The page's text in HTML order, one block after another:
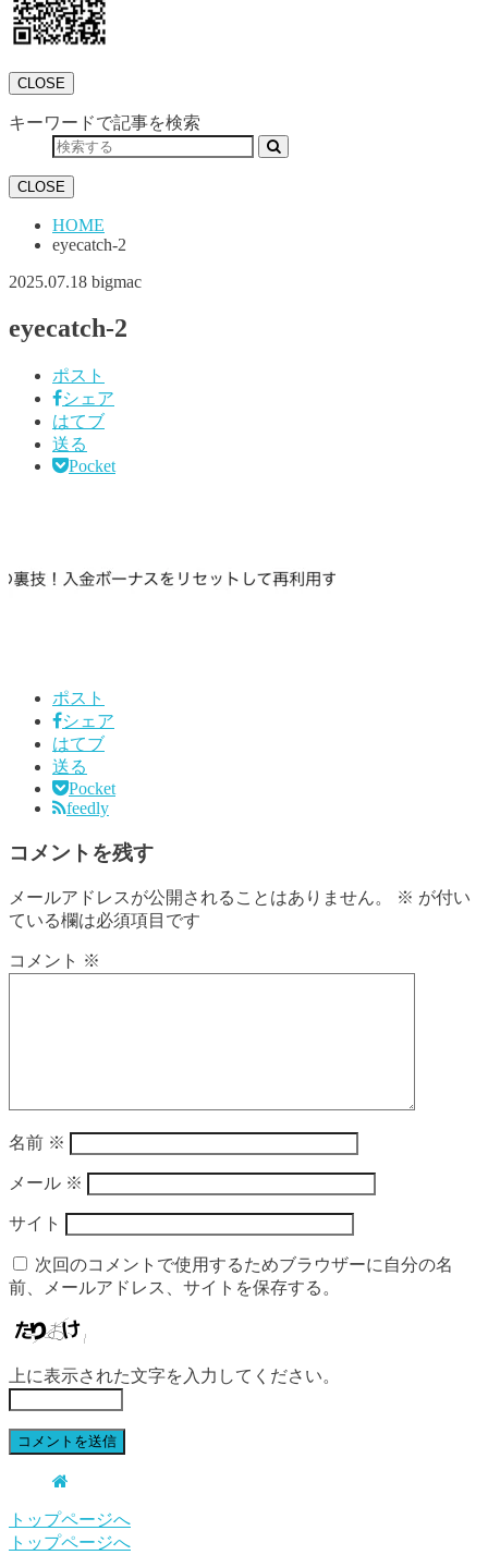
CLOSE
キーワードで記事を検索
CLOSE
HOME
eyecatch-2
2025.07.18 bigmac
eyecatch-2
ポスト
シェア
はてブ
送る
Pocket
ポスト
シェア
はてブ
送る
Pocket
feedly
コメントを残す
メールアドレスが公開されることはありません。 ※ が付い
ている欄は必須項目です
コメント ※
名前 ※
メール ※
サイト
次回のコメントで使用するためブラウザーに自分の名
前、メールアドレス、サイトを保存する。
上に表示された文字を入力してください。
トップページへ
トップページへ